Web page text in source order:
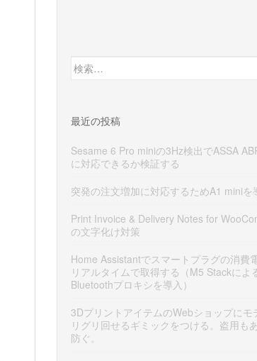
検
索:
最近の投稿
Sesame 6 Pro miniの3Hz検出でASSA
に対応できるか検証する
突発の注文増加に対応するためA1 miniを
Print Invoice & Delivery Notes for
の文字化け対策
Home Assistantでスマートプラグの消費
リアルタイムで取得する（M5 Stackによ
Bluetoothプロキシを導入）
3DプリントアイテムのWebショップにモ
リグリ回せるギミックをつける。盗用も
防ぐ。